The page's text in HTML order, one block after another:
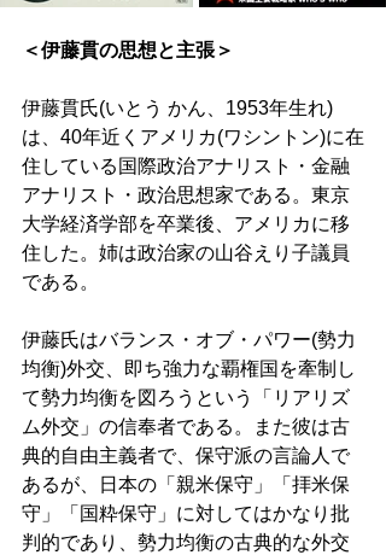
＜伊藤貫の思想と主張＞
伊藤貫氏(いとう かん、1953年生れ)
は、40年近くアメリカ(ワシントン)に在
住している国際政治アナリスト・金融
アナリスト・政治思想家である。東京
大学経済学部を卒業後、アメリカに移
住した。姉は政治家の山谷えり子議員
である。
伊藤氏はバランス・オブ・パワー(勢力
均衡)外交、即ち強力な覇権国を牽制し
て勢力均衡を図ろうという「リアリズ
ム外交」の信奉者である。また彼は古
典的自由主義者で、保守派の言論人で
あるが、日本の「親米保守」「拝米保
守」「国粋保守」に対してはかなり批
判的であり、勢力均衡の古典的な外交